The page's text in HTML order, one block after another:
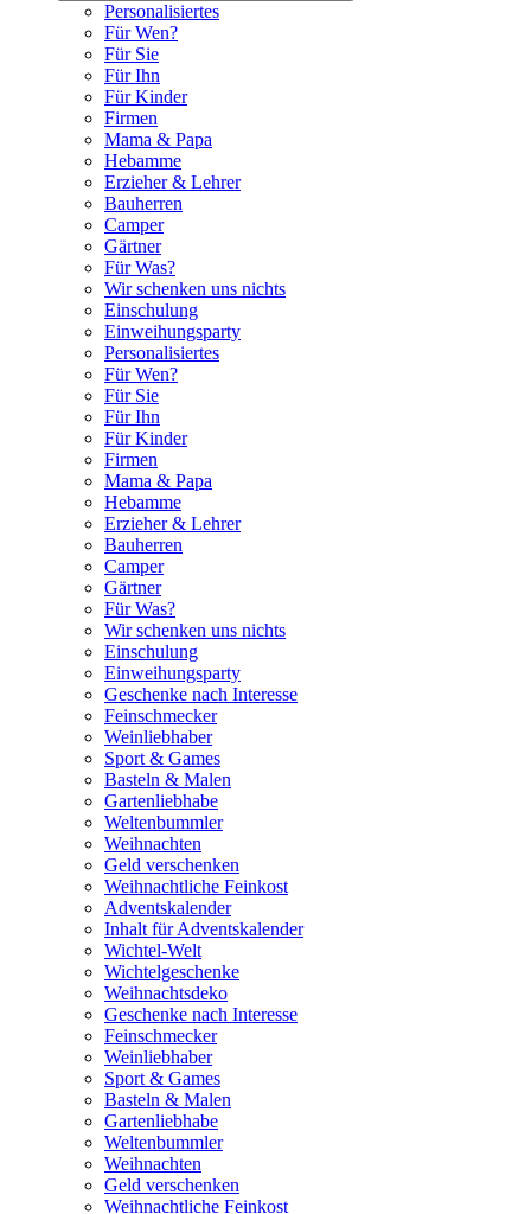
Personalisiertes
Für Wen?
Für Sie
Für Ihn
Für Kinder
Firmen
Mama & Papa
Hebamme
Erzieher & Lehrer
Bauherren
Camper
Gärtner
Für Was?
Wir schenken uns nichts
Einschulung
Einweihungsparty
Personalisiertes
Für Wen?
Für Sie
Für Ihn
Für Kinder
Firmen
Mama & Papa
Hebamme
Erzieher & Lehrer
Bauherren
Camper
Gärtner
Für Was?
Wir schenken uns nichts
Einschulung
Einweihungsparty
Geschenke nach Interesse
Feinschmecker
Weinliebhaber
Sport & Games
Basteln & Malen
Gartenliebhabe
Weltenbummler
Weihnachten
Geld verschenken
Weihnachtliche Feinkost
Adventskalender
Inhalt für Adventskalender
Wichtel-Welt
Wichtelgeschenke
Weihnachtsdeko
Geschenke nach Interesse
Feinschmecker
Weinliebhaber
Sport & Games
Basteln & Malen
Gartenliebhabe
Weltenbummler
Weihnachten
Geld verschenken
Weihnachtliche Feinkost